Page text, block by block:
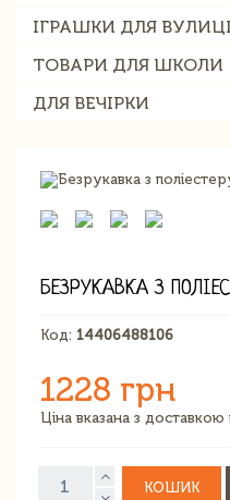
ІГРАШКИ ДЛЯ ВУЛИЦІ
ТОВАРИ ДЛЯ ШКОЛИ
ДЛЯ ВЕЧІРКИ
БЕЗРУКАВКА З
Код: 14406488106
1228 грн
Ціна вказана з доставкою
КОШИК